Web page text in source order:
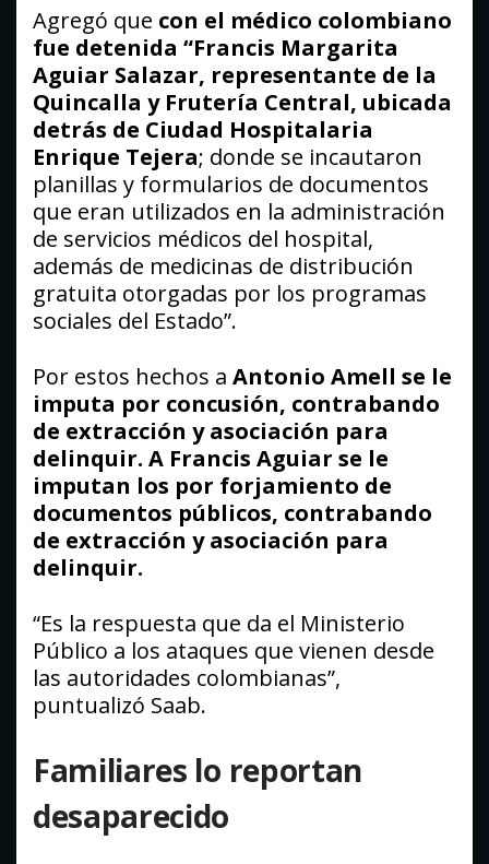
Agregó que con el médico colombiano
fue detenida “Francis Margarita
Aguiar Salazar, representante de la
Quincalla y Frutería Central, ubicada
detrás de Ciudad Hospitalaria
Enrique Tejera; donde se incautaron
planillas y formularios de documentos
que eran utilizados en la administración
de servicios médicos del hospital,
además de medicinas de distribución
gratuita otorgadas por los programas
sociales del Estado”.
Por estos hechos a Antonio Amell se le
imputa por concusión, contrabando
de extracción y asociación para
delinquir. A Francis Aguiar se le
imputan los por forjamiento de
documentos públicos, contrabando
de extracción y asociación para
delinquir.
“Es la respuesta que da el Ministerio
Público a los ataques que vienen desde
las autoridades colombianas”,
puntualizó Saab.
Familiares lo reportan
desaparecido